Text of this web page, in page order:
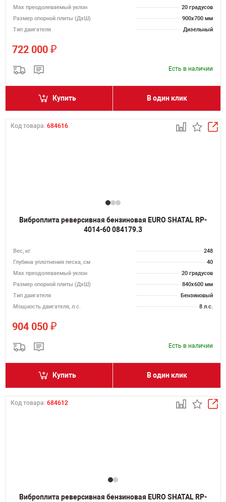
Max преодолеваемый уклон
20 градусов
Размер опорной плиты (ДхШ)
900х700 мм
Тип двигателя
Дизельный
722 000 ₽
Есть в наличии
Купить В один клик
Код товара: 684616
Виброплита реверсивная бензиновая EURO SHATAL RP-
4014-60 084179.3
Вес, кг
248
Глубина уплотнения песка, см
40
Max преодолеваемый уклон
20 градусов
Размер опорной плиты (ДхШ)
840х600 мм
Тип двигателя
Бензиновый
Мощность двигателя, л.с.
8 л.с.
904 050 ₽
Есть в наличии
Купить В один клик
Код товара: 684612
Виброплита реверсивная бензиновая EURO SHATAL RP-